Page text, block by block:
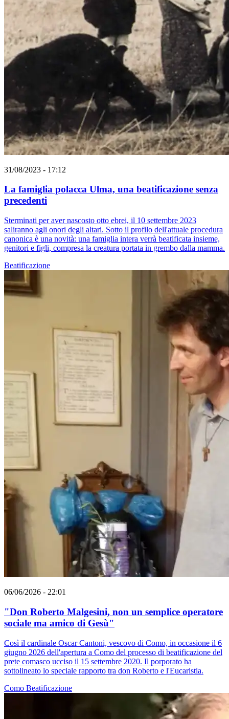
31/08/2023 - 17:12
La famiglia polacca Ulma, una beatificazione senza
precedenti
Sterminati per aver nascosto otto ebrei, il 10 settembre 2023
saliranno agli onori degli altari. Sotto il profilo dell'attuale procedura
canonica è una novità: una famiglia intera verrà beatificata insieme,
genitori e figli, compresa la creatura portata in grembo dalla mamma.
Beatificazione
06/06/2026 - 22:01
"Don Roberto Malgesini, non un semplice operatore
sociale ma amico di Gesù"
Così il cardinale Oscar Cantoni, vescovo di Como, in occasione il 6
giugno 2026 dell'apertura a Como del processo di beatificazione del
prete comasco ucciso il 15 settembre 2020. Il porporato ha
sottolineato lo speciale rapporto tra don Roberto e l'Eucaristia.
Como Beatificazione